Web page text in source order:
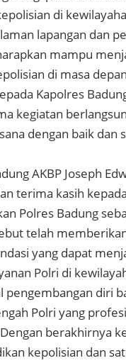
di
lapangan dan
mampu
di masa
Kapolres
kegiatan
dengan baik dan
AKBP Joseph
terima kasih
Polres Badung
telah
yang dapat
Polri di
pengembangan diri
Polri yang
berakhirnya
kepolisian dan